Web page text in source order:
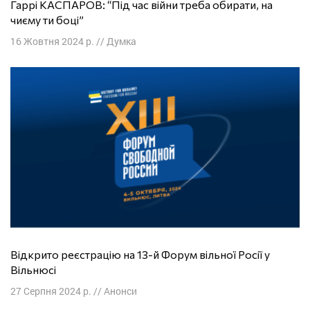
Гаррі КАСПАРОВ: “Під час війни треба обирати, на
чиєму ти боці”
16 Жовтня 2024 р. // Думка
Відкрито реєстрацію на 13-й Форум вільної Росії у
Вільнюсі
27 Серпня 2024 р. // Анонси